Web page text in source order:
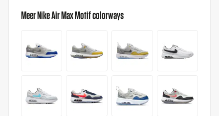
Meer Nike Air Max Motif colorways